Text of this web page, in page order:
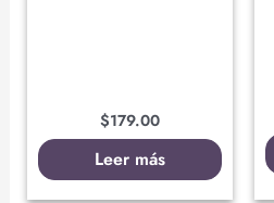
$179.00
Leer más